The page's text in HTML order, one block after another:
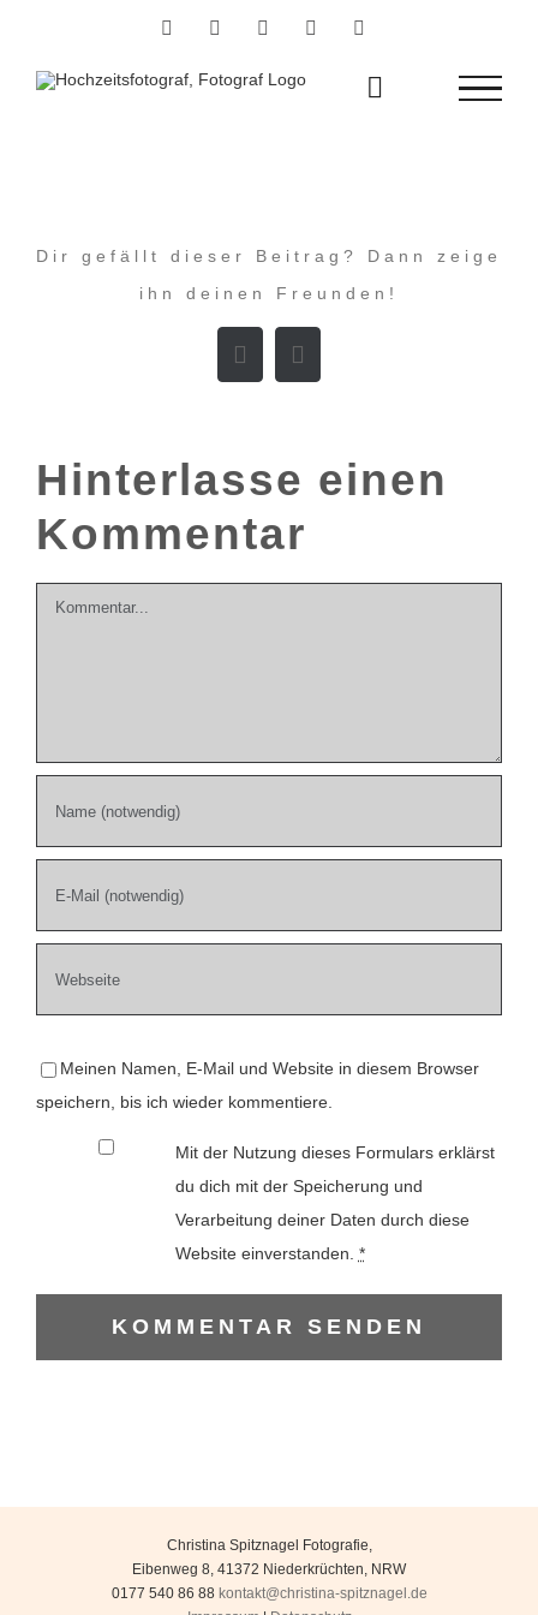
springen
FacebookInstagramYouTubeFlickr
Dir gefällt dieser Beitrag? Dann zeige
ihn deinen Freunden!
Facebook
E-
Mail
Hinterlasse einen
Kommentar
Kommentar
Meinen Namen, E-Mail und Website in diesem Browser
speichern, bis ich wieder kommentiere.
Mit der Nutzung dieses Formulars erklärst
du dich mit der Speicherung und
Verarbeitung deiner Daten durch diese
Website einverstanden. *
Christina Spitznagel Fotografie,
Eibenweg 8, 41372 Niederkrüchten, NRW
0177 540 86 88 kontakt@christina-spitznagel.de